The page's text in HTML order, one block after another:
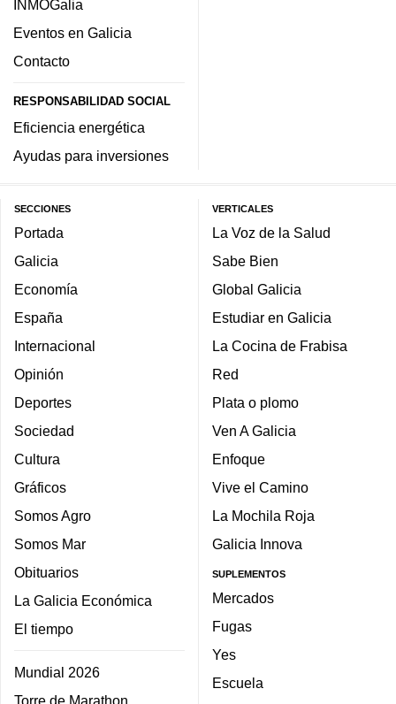
INMOGalia
Eventos en Galicia
Contacto
RESPONSABILIDAD SOCIAL
Eficiencia energética
Ayudas para inversiones
SECCIONES
Portada
Galicia
Economía
España
Internacional
Opinión
Deportes
Sociedad
Cultura
Gráficos
Somos Agro
Somos Mar
Obituarios
La Galicia Económica
El tiempo
Mundial 2026
Torre de Marathon
VERTICALES
La Voz de la Salud
Sabe Bien
Global Galicia
Estudiar en Galicia
La Cocina de Frabisa
Red
Plata o plomo
Ven A Galicia
Enfoque
Vive el Camino
La Mochila Roja
Galicia Innova
SUPLEMENTOS
Mercados
Fugas
Yes
Escuela